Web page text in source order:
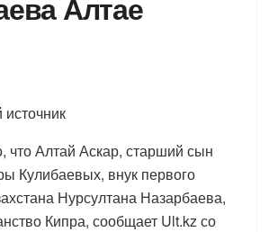
что Алтай Аскар, старший сын
Кулибаевых, внук первого
Нурсултана Назарбаева,
Кипра, сообщает Ult.kz со